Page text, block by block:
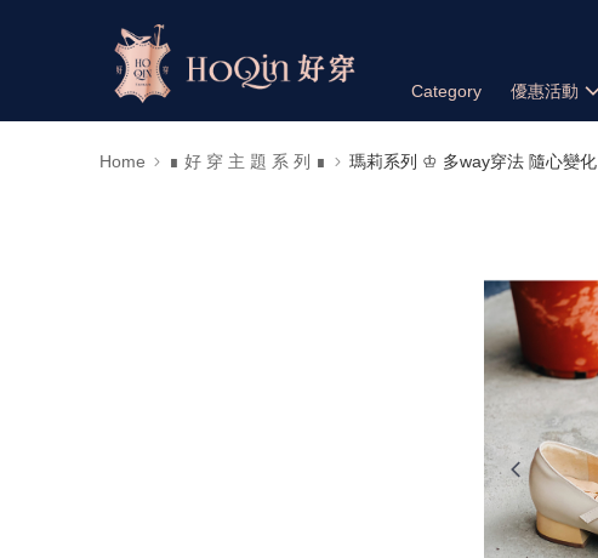
Category 優惠活動
Home ∎ 好 穿 主 題 系 列 ∎ 瑪莉系列 ♔ 多way穿法 隨心變化